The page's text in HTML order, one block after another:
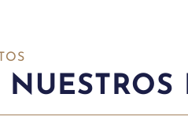
NUESTROS